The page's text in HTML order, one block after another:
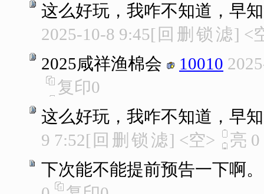
这么好玩，我咋不知道，早
2025-10-8 9:45[ 回 删 锁 滤] <
2025咸祥渔棉会
10010
复印0
这么好玩，我咋不知道，早
9 7:52[ 回 删 锁 滤] <空> 亮 0
下次能不能提前预告一下啊。